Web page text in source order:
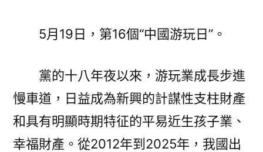
具
點
中
國
游
5月19日，第16個“中國游玩日”。
黨的十八年夜以來，游玩業成長步進
慢車道，日益成為新興的計謀性支柱財產
和具有明顯時期特征的平易近生孩子業、
幸福財產。從2012年到2025年，我國出